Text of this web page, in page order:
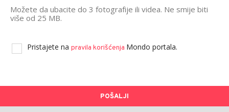
Možete da ubacite do 3 fotografije ili videa. Ne smije biti
više od 25 MB.
Pristajete na pravila korišćenja Mondo portala.
POŠALJI